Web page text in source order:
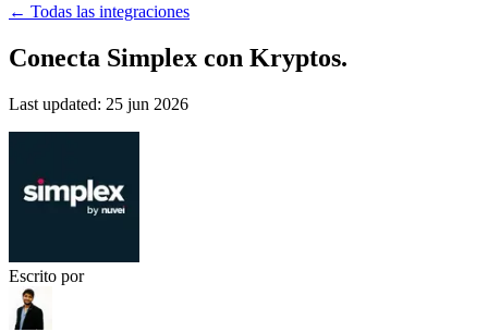
← Todas las integraciones
Conecta Simplex con Kryptos.
Last updated: 25 jun 2026
Escrito por